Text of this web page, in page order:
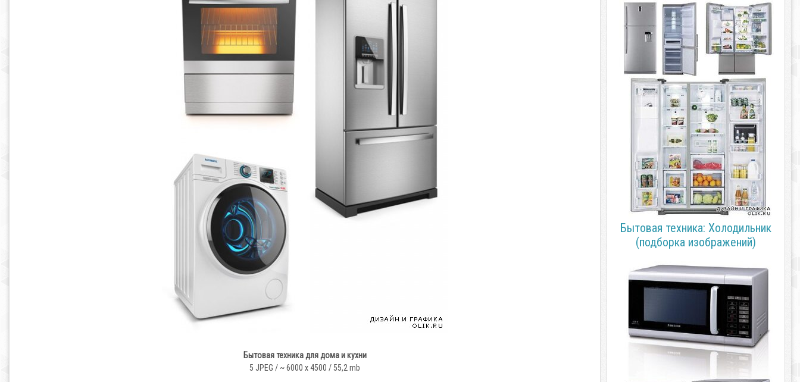
Бытовая техника для дома и кухни
5 JPEG / ~ 6000 x 4500 / 55,2 mb
Бытовая техника: Холодильник
(подборка изображений)